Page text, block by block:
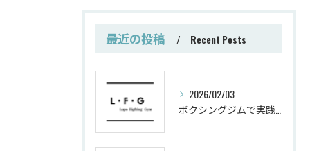
最近の投稿 Recent Posts
2026/02/03